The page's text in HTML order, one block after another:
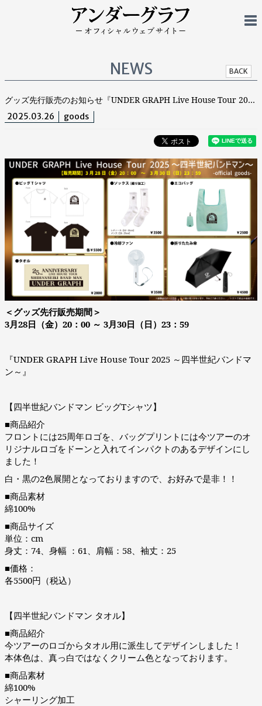
NEWS BACK
グッズ先行販売のお知らせ『UNDER GRAPH Live House Tour 2025 ～四半世紀バンドマン～』
2025.03.26 goods
＜グッズ先行販売期間＞
3月28日（金）20：00 ～ 3月30日（日）23：59
『UNDER GRAPH Live House Tour 2025 ～四半世紀バンドマ
ン～』
【四半世紀バンドマン ビッグTシャツ】
■商品紹介
フロントには25周年ロゴを、バッグプリントには今ツアーのオ
リジナルロゴをドーンと入れてインパクトのあるデザインにし
ました！
白・黒の2色展開となっておりますので、お好みで是非！！
■商品素材
綿100%
■商品サイズ
単位：cm
身丈：74、身幅 ：61、肩幅：58、袖丈：25
■価格：
各5500円（税込）
【四半世紀バンドマン タオル】
■商品紹介
今ツアーのロゴからタオル用に派生してデザインしました！
本体色は、真っ白ではなくクリーム色となっております。
■商品素材
綿100%
シャーリング加工